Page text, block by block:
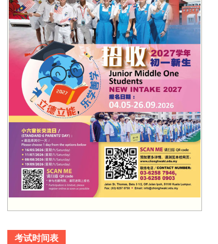
考试时间表